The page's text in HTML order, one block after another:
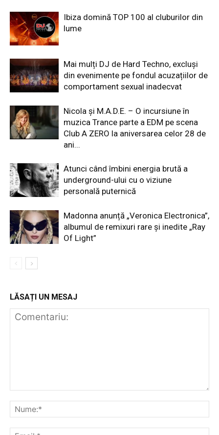
Ibiza domină TOP 100 al cluburilor din
lume
Mai mulți DJ de Hard Techno, excluși
din evenimente pe fondul acuzațiilor de
comportament sexual inadecvat
Nicola și M.A.D.E. – O incursiune în
muzica Trance parte a EDM pe scena
Club A ZERO la aniversarea celor 28 de
ani...
Atunci când îmbini energia brută a
underground-ului cu o viziune
personală puternică
Madonna anunță „Veronica Electronica”,
albumul de remixuri rare și inedite „Ray
Of Light”
LĂSAȚI UN MESAJ